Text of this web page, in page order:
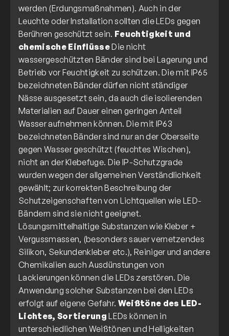
werden (Erdungsmaßnahmen). Auch in der
Leuchte oder Installation sollten die LEDs gegen
Berühren geschützt sein. Feuchtigkeit und
chemische EinflüsseDie nicht
wassergeschützten Bänder sind bei Lagerung und
Betrieb vor Feuchtigkeit zu schützen. Die mit IP65
bezeichneten Bänder dürfen nicht ständiger
Nässe ausgesetzt sein, da auch die isolierenden
Materialien auf Dauer einen geringen Anteil
Wasser aufnehmen können. Die mit IP63
bezeichneten Bänder sind nur an der Oberseite
gegen Wasser geschützt (feuchtes Wischen),
nicht an der Klebefuge. Die IP-Schutzgrade
wurden wegen der allgemeinen Verständlichkeit
gewählt; zur korrekten Beschreibung der
Schutzeigenschaften von Lichtquellen wie LED-
Bändern sind sie nicht geeignet.
Lösungsmittelhaltige Substanzen wie Kleber +
Vergussmassen, (besonders sauer vernetzendes
Silikon, Sekundenkleber etc.), Reiniger und andere
Chemikalien auch Ausdünstungen von
Lackierungen können die LEDs zerstören. Die
Anwendung solcher Substanzen bei den LEDs
erfolgt auf eigene Gefahr. Weißtöne des LED-
Lichtes, Sortierung LEDs können in
unterschiedlichen Weißtönen und Helligkeiten